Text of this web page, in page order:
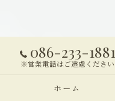
086-233-1881
※営業電話はご遠慮ください
ホーム